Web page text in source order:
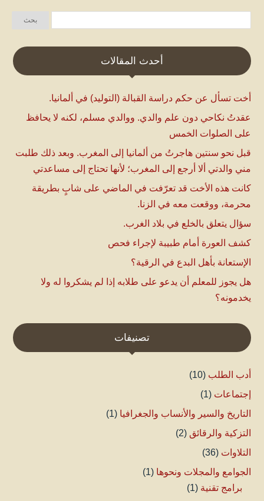
أحدث المقالات
أخت تسأل عن حكم دراسة القبالة (التوليد) في ألمانيا.
عقدتُ نكاحي دون علم والدي. ووالدي مسلم، لكنه لا يحافظ
على الصلوات الخمس
قبل نحو سنتين هاجرتُ من ألمانيا إلى المغرب. وبعد ذلك طلبت
مني والدتي ألا أرجع إلى المغرب؛ لأنها تحتاج إلى مساعدتي
كانت هذه الأخت قد تعرّفت في الماضي على شابٍ بطريقة
محرمة، ووقعت معه في الزنا.
سؤال يتعلق بالخلع في بلاد الغرب.
كشف العورة أمام طبيبة لإجراء فحص
الإستعانة بأهل البدع في الرقية؟
هل يجوز للمعلم أن يدعو على طلابه إذا لم يشكروا له ولا
يخدمونه؟
تصنيفات
أدب الطلب (10)
إجتماعات (1)
التاريخ والسير والأنساب والجغرافيا (1)
التزكية والرقائق (2)
التلاوات (36)
الجوامع والمجلات ونحوها (1)
برامج تقنية (1)